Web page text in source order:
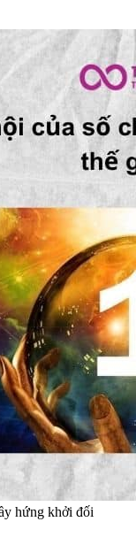
hứng khởi đối